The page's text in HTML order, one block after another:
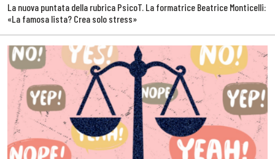
La nuova puntata della rubrica PsicoT. La formatrice Beatrice Monticelli:
«La famosa lista? Crea solo stress»